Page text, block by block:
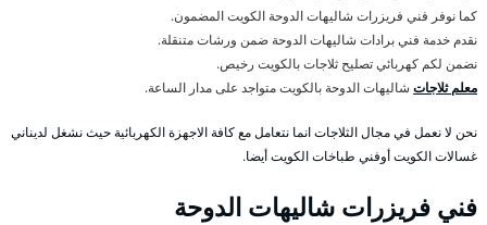
كما نوفر فني فريزرات شاليهات الدوحة الكويت المضمون.
نقدم خدمة فني برادات شاليهات الدوحة ضمن ورشات متنقلة.
نضمن لكم كهربائي تصليح ثلاجات بالكويت رخيص.
معلم ثلاجات شاليهات الدوحة بالكويت متواجد على مدار الساعة.
نحن لا نعمل في مجال الثلاجات انما نتعامل مع كافة الاجهزة الكهربائية حيث نشغل لديناني
غسالات الكويت أوفني طباخات الكويت أيضا.
فني فريزرات شاليهات الدوحة